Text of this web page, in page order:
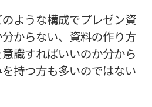
の事例をマネしよう
ような構成でプレゼン資
からない、資料の作り方
識すればいいのか分から
持つ方も多いのではない